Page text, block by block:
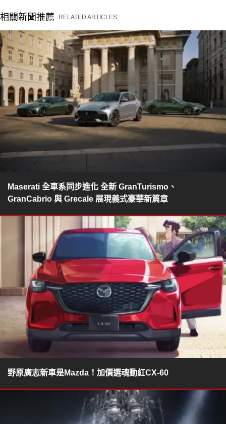
相關新聞推薦 RELATED ARTICLES
Maserati 全車系同步進化 全新 GranTurismo、
GranCabrio 與 Grecale 展現義式豪華新篇章
野原廣志新車是Mazda！加價選魂動紅CX-60